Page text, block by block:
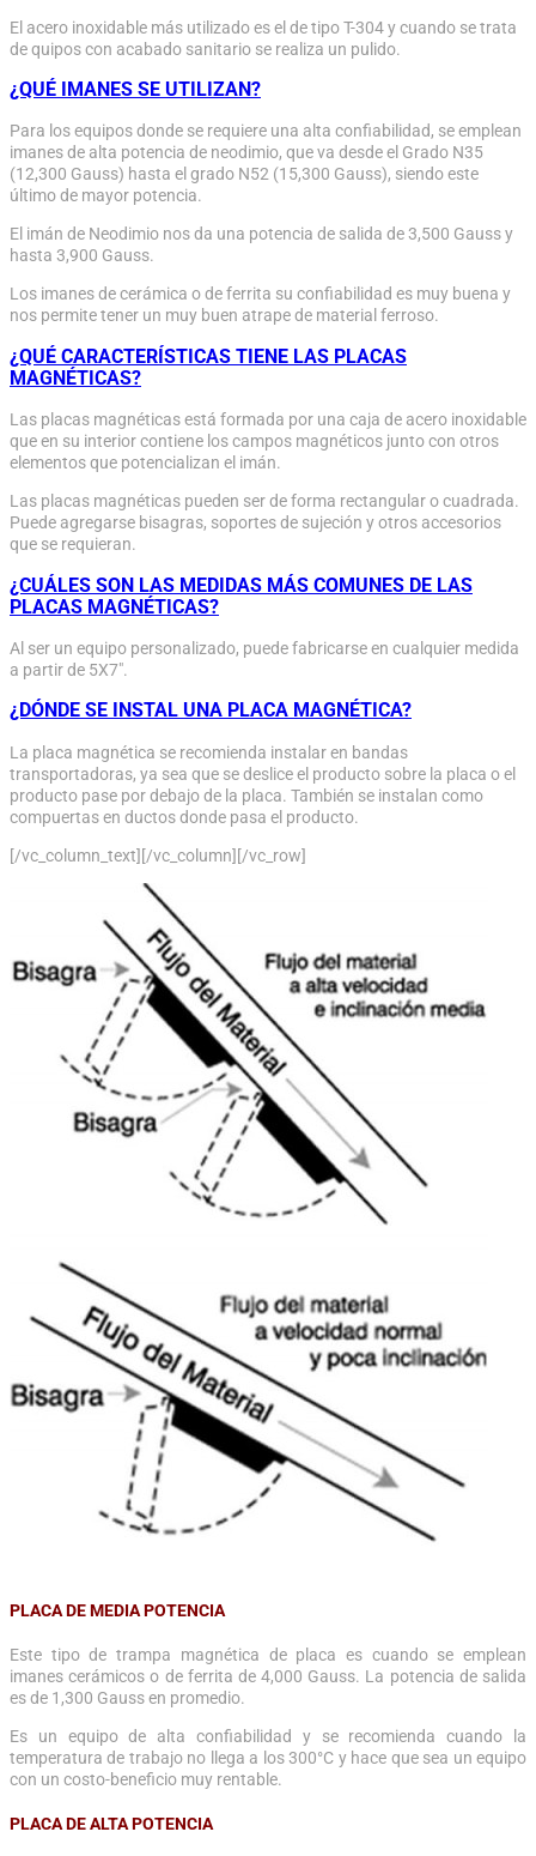
El acero inoxidable más utilizado es el de tipo T-304 y cuando se trata
de quipos con acabado sanitario se realiza un pulido.
¿QUÉ IMANES SE UTILIZAN?
Para los equipos donde se requiere una alta confiabilidad, se emplean
imanes de alta potencia de neodimio, que va desde el Grado N35
(12,300 Gauss) hasta el grado N52 (15,300 Gauss), siendo este
último de mayor potencia.
El imán de Neodimio nos da una potencia de salida de 3,500 Gauss y
hasta 3,900 Gauss.
Los imanes de cerámica o de ferrita su confiabilidad es muy buena y
nos permite tener un muy buen atrape de material ferroso.
¿QUÉ CARACTERÍSTICAS TIENE LAS PLACAS
MAGNÉTICAS?
Las placas magnéticas está formada por una caja de acero inoxidable
que en su interior contiene los campos magnéticos junto con otros
elementos que potencializan el imán.
Las placas magnéticas pueden ser de forma rectangular o cuadrada.
Puede agregarse bisagras, soportes de sujeción y otros accesorios
que se requieran.
¿CUÁLES SON LAS MEDIDAS MÁS COMUNES DE LAS
PLACAS MAGNÉTICAS?
Al ser un equipo personalizado, puede fabricarse en cualquier medida
a partir de 5X7″.
¿DÓNDE SE INSTAL UNA PLACA MAGNÉTICA?
La placa magnética se recomienda instalar en bandas
transportadoras, ya sea que se deslice el producto sobre la placa o el
producto pase por debajo de la placa. También se instalan como
compuertas en ductos donde pasa el producto.
[/vc_column_text][/vc_column][/vc_row]
PLACA DE MEDIA POTENCIA
Este tipo de trampa magnética de placa es cuando se emplean
imanes cerámicos o de ferrita de 4,000 Gauss. La potencia de salida
es de 1,300 Gauss en promedio.
Es un equipo de alta confiabilidad y se recomienda cuando la
temperatura de trabajo no llega a los 300°C y hace que sea un equipo
con un costo-beneficio muy rentable.
PLACA DE ALTA POTENCIA